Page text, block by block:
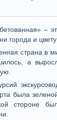
–
города и
страна в
а
была
стороне